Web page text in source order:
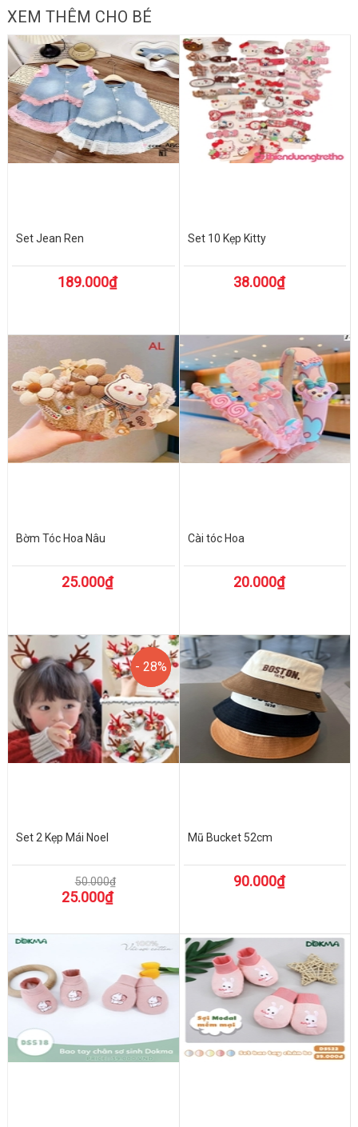
XEM THÊM CHO BÉ
Set Jean Ren
189.000₫
Set 10 Kẹp Kitty
38.000₫
Bờm Tóc Hoa Nâu
25.000₫
Cài tóc Hoa
20.000₫
- 28%
Set 2 Kẹp Mái Noel
50.000₫
25.000₫
- 28%
Mũ Bucket 52cm
90.000₫